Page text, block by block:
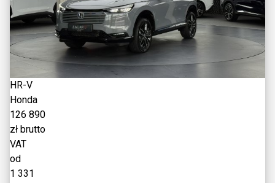
HR-V
Honda
126 890
zł brutto
VAT
od
1 331